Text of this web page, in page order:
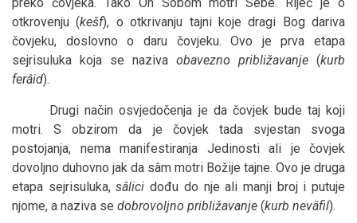
otkrovenju (kešf), o otkrivanju tajni koje dragi Bog dariva
čovjeku, doslovno o daru čovjeku. Ovo je prva etapa
sejrisuluka koja se naziva obavezno približavanje (kurb
ferâid).
Drugi način osvjedočenja je da čovjek bude taj koji
motri. S obzirom da je čovjek tada svjestan svoga
postojanja, nema manifestiranja Jedinosti ali je čovjek
dovoljno duhovno jak da sâm motri Božije tajne. Ovo je druga
etapa sejrisuluka,sâlici dođu do nje ali manji broj i putuje
njome, a naziva se dobrovoljno približavanje (kurb nevâfil).